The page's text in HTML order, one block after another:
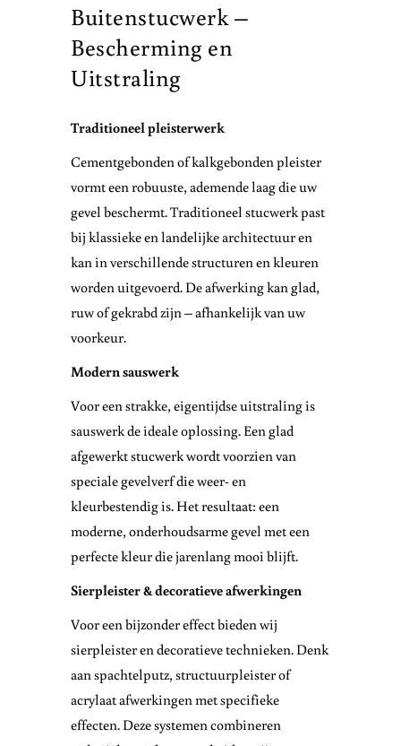
Buitenstucwerk –
Bescherming en
Uitstraling
Traditioneel pleisterwerk
Cementgebonden of kalkgebonden pleister
vormt een robuuste, ademende laag die uw
gevel beschermt. Traditioneel stucwerk past
bij klassieke en landelijke architectuur en
kan in verschillende structuren en kleuren
worden uitgevoerd. De afwerking kan glad,
ruw of gekrabd zijn – afhankelijk van uw
voorkeur.
Modern sauswerk
Voor een strakke, eigentijdse uitstraling is
sauswerk de ideale oplossing. Een glad
afgewerkt stucwerk wordt voorzien van
speciale gevelverf die weer- en
kleurbestendig is. Het resultaat: een
moderne, onderhoudsarme gevel met een
perfecte kleur die jarenlang mooi blijft.
Sierpleister & decoratieve afwerkingen
Voor een bijzonder effect bieden wij
sierpleister en decoratieve technieken. Denk
aan spachtelputz, structuurpleister of
acrylaat afwerkingen met specifieke
effecten. Deze systemen combineren